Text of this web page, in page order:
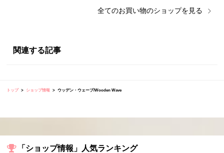
全てのお買い物のショップを見る
関連する記事
トップ ショップ情報 ウッデン・ウェーブ/Wooden Wave
「ショップ情報」人気ランキング